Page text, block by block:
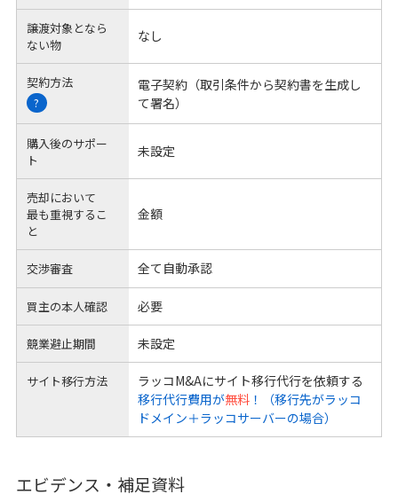
譲渡対象となら
ない物
なし
契約方法
?
電子契約（取引条件から契約書を生成し
て署名）
購入後のサポー
ト
未設定
売却において
最も重視するこ
と
金額
交渉審査 全て自動承認
買主の本人確認 必要
競業避止期間 未設定
サイト移行方法
ラッコM&Aにサイト移行代行を依頼する
移行代行費用が無料！（移行先がラッコ
ドメイン＋ラッコサーバーの場合）
エビデンス・補足資料